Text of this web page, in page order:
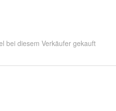
bei diesem Verkäufer gekauft